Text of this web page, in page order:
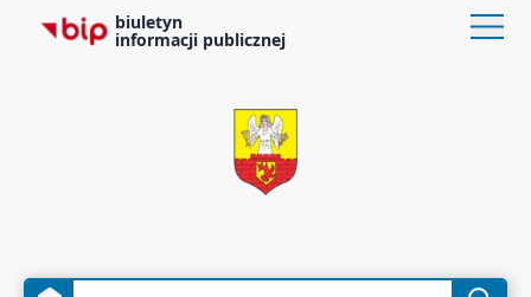
biuletyn
informacji publicznej